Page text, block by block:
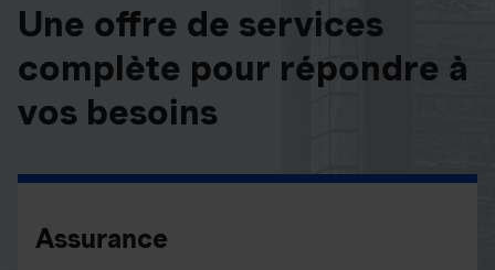
Une offre de services
complète pour répondre à
vos besoins
Assurance